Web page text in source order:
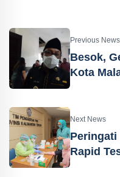
Previous News
Besok,
Kota
Next News
Peringati
Rapid